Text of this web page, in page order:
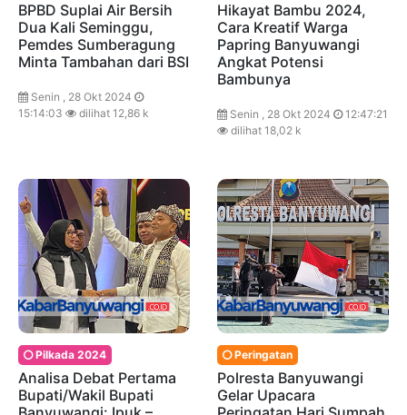
BPBD Suplai Air Bersih
Dua Kali Seminggu,
Pemdes Sumberagung
Minta Tambahan dari BSI
Senin , 28 Okt 2024
15:14:03
dilihat 12,86 k
Hikayat Bambu 2024,
Cara Kreatif Warga
Papring Banyuwangi
Angkat Potensi
Bambunya
Senin , 28 Okt 2024
12:47:21
dilihat 18,02 k
Pilkada 2024
Analisa Debat Pertama
Bupati/Wakil Bupati
Peringatan
Polresta Banyuwangi
Gelar Upacara